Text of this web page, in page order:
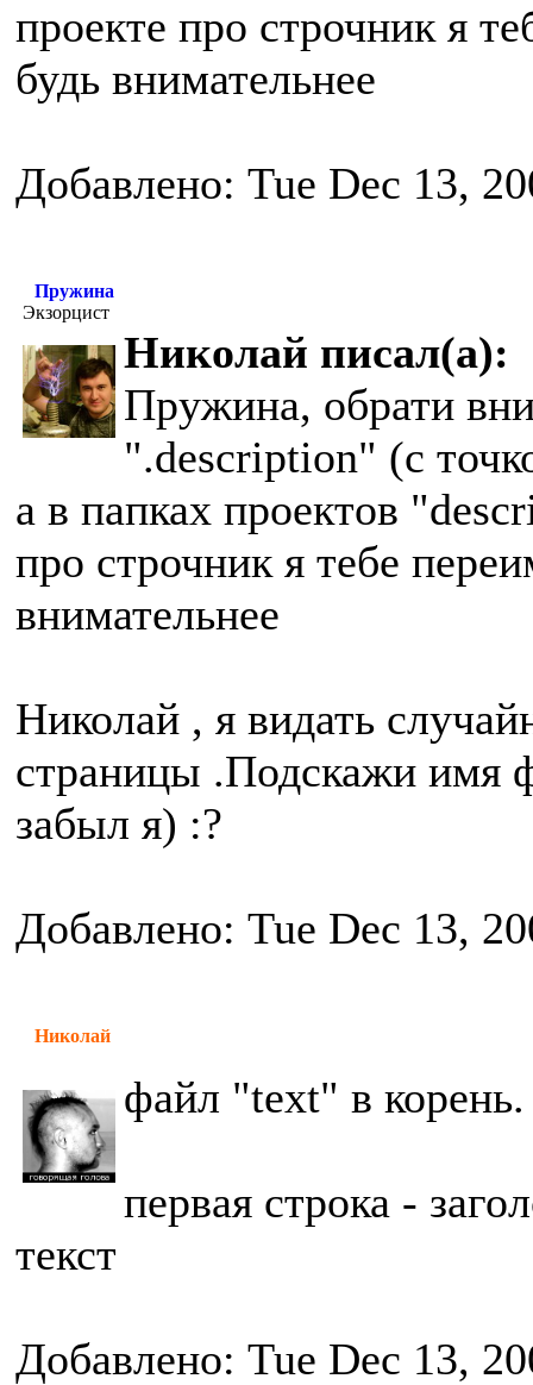
проекте про строчник я
будь внимательнее
Добавлено: Tue Dec 13,
Пружина
Экзорцист
Николай писал(а):
Пружина, обрати
".description" (с
а в папках проектов
про строчник я тебе
внимательнее
Николай , я видать
страницы .Подскажи имя
забыл я) :?
Добавлено: Tue Dec 13,
Николай
файл "text" в корень.
первая строка -
текст
Добавлено: Tue Dec 13,